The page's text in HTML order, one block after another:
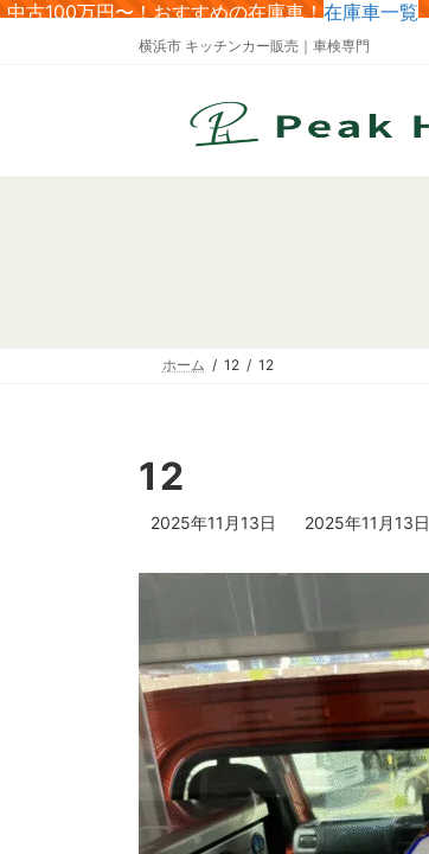
コ
ナ中古100万円〜！おすすめの在庫車！在庫車一覧
横浜市 キッチンカー販売｜車検専門
ホーム 12 12
12
2025年11月13日
最
時
:
2025年11月13日